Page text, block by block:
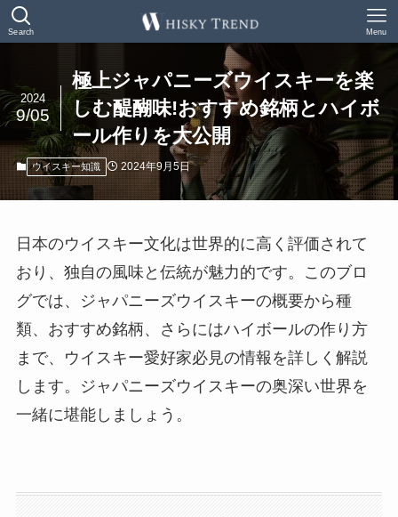
Search Menu
極上ジャパニーズウイスキーを楽
しむ醍醐味!おすすめ銘柄とハイボ
ール作りを大公開
2024
9/05
ウイスキー知識 2024年9月5日
日本のウイスキー文化は世界的に高く評価されて
おり、独自の風味と伝統が魅力的です。このブロ
グでは、ジャパニーズウイスキーの概要から種
類、おすすめ銘柄、さらにはハイボールの作り方
まで、ウイスキー愛好家必見の情報を詳しく解説
します。ジャパニーズウイスキーの奥深い世界を
一緒に堪能しましょう。